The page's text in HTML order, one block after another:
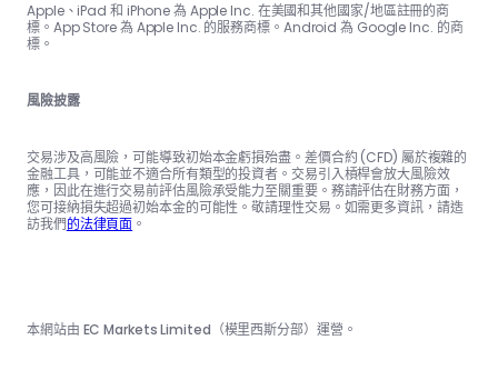
Apple、iPad 和 iPhone 為 Apple Inc. 在美國和其他國家/地區註冊的商
標。App Store 為 Apple Inc. 的服務商標。Android 為 Google Inc. 的商
標。
風險披露
交易涉及高風險，可能導致初始本金虧損殆盡。差價合約 (CFD) 屬於複雜的
金融工具，可能並不適合所有類型的投資者。交易引入槓桿會放大風險效
應，因此在進行交易前評估風險承受能力至關重要。務請評估在財務方面，
您可接納損失超過初始本金的可能性。敬請理性交易。如需更多資訊，請造
訪我們的法律頁面 。
本網站由 EC Markets Limited（模里西斯分部）運營。